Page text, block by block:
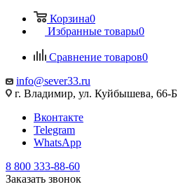
Корзина0
Избранные товары0
Сравнение товаров0
info@sever33.ru
г. Владимир, ул. Куйбышева, 66-Б
Вконтакте
Telegram
WhatsApp
8 800 333-88-60
Заказать звонок